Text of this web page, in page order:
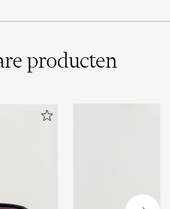
producten